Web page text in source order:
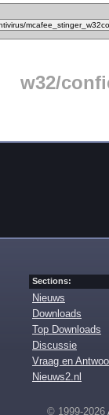
w32/
Sections:
Nieuws
Downloads
Top Downloads
Discussie
Vraag en
Nieuws2.nl
© 1999-2026